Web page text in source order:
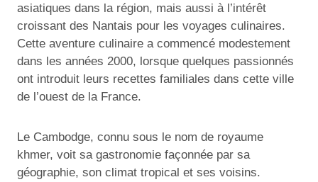
asiatiques dans la région, mais aussi à l’intérêt
croissant des Nantais pour les voyages culinaires.
Cette aventure culinaire a commencé modestement
dans les années 2000, lorsque quelques passionnés
ont introduit leurs recettes familiales dans cette ville
de l’ouest de la France.
Le Cambodge, connu sous le nom de royaume
khmer, voit sa gastronomie façonnée par sa
géographie, son climat tropical et ses voisins.